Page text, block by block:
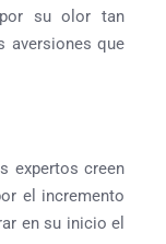
su olor tan
aversiones que
expertos creen
el incremento
en su inicio el